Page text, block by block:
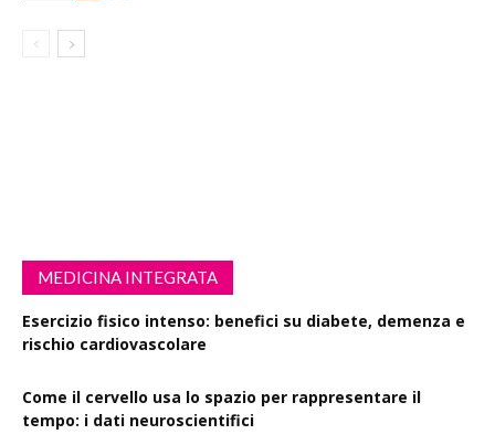
MEDICINA INTEGRATA
Esercizio fisico intenso: benefici su diabete, demenza e
rischio cardiovascolare
Come il cervello usa lo spazio per rappresentare il
tempo: i dati neuroscientifici